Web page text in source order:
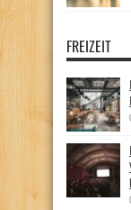
FREIZEIT